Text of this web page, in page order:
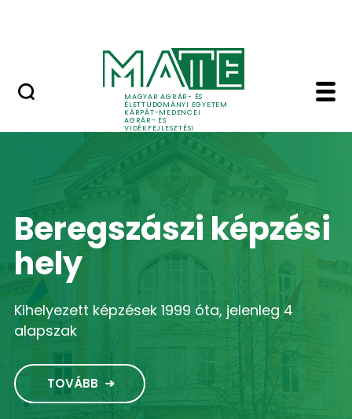
MAGYAR AGRÁR- ÉS
ÉLETTUDOMÁNYI EGYETEM
KÁRPÁT-MEDENCEI
AGRÁR- ÉS
VIDÉKFEJLESZTÉSI
INNOVÁCIÓS KÖZPONT
Főoldal - MATE
Beregszászi képzési
hely
Kihelyezett képzések 1999 óta, jelenleg 4
alapszak
TOVÁBB